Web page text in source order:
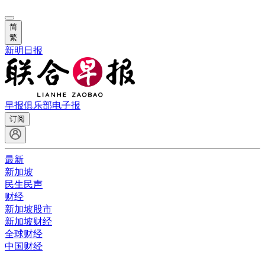
简
繁
新明日报
早报俱乐部电子报
订阅
最新
新加坡
民生民声
财经
新加坡股市
新加坡财经
全球财经
中国财经